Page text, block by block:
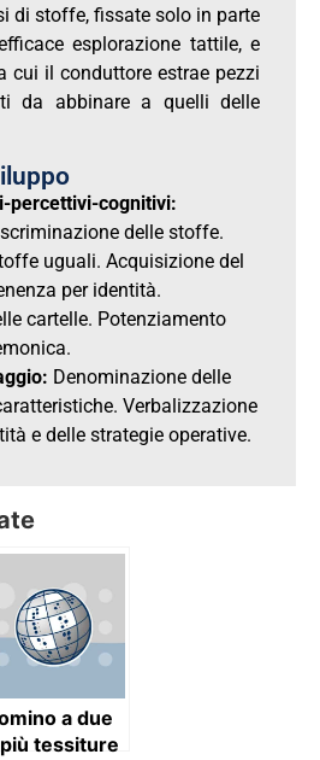
di stoffe, fissate solo in parte
esplorazione tattile, e
cui il conduttore estrae pezzi
da abbinare a quelli delle
percettivi-cognitivi:
delle stoffe.
uguali. Acquisizione del
per identità.
cartelle. Potenziamento
Denominazione delle
Verbalizzazione
e delle strategie operative.
a due
tessiture